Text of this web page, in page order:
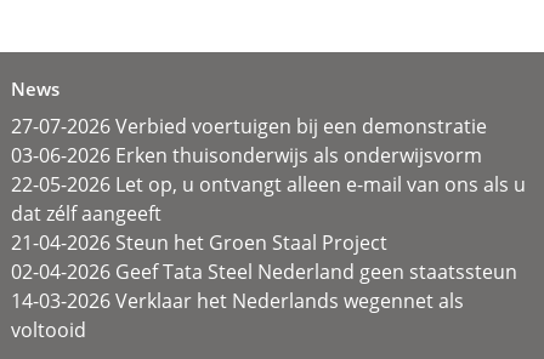
News
27-07-2026 Verbied voertuigen bij een demonstratie
03-06-2026 Erken thuisonderwijs als onderwijsvorm
22-05-2026 Let op, u ontvangt alleen e-mail van ons als u
dat zélf aangeeft
21-04-2026 Steun het Groen Staal Project
02-04-2026 Geef Tata Steel Nederland geen staatssteun
14-03-2026 Verklaar het Nederlands wegennet als
voltooid